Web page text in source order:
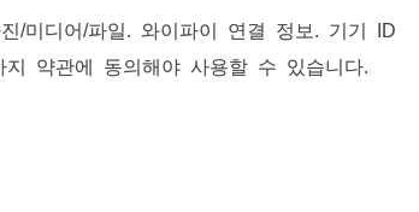
/미디어/파일. 와이파이 연결 정보. 기기 ID
약관에 동의해야 사용할 수 있습니다.